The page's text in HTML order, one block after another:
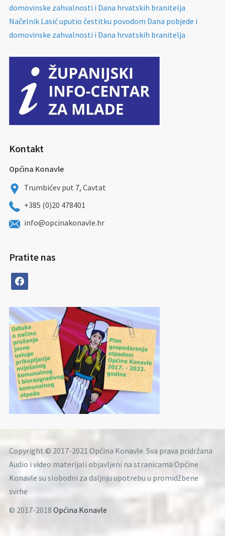
domovinske zahvalnosti i Dana hrvatskih branitelja
Načelnik Lasić uputio čestitku povodom Dana pobjede i
domovinske zahvalnosti i Dana hrvatskih branitelja
Kontakt
Općina Konavle
Trumbićev put 7, Cavtat
+385 (0)20 478401
info@opcinakonavle.hr
Pratite nas
facebook
Copyright © 2017-2021 Općina Konavle. Sva prava pridržana
Audio i video materijali objavljeni na stranicama Općine
Konavle su slobodni za daljnju upotrebu u promidžbene
svrhe
© 2017-2018 Općina Konavle